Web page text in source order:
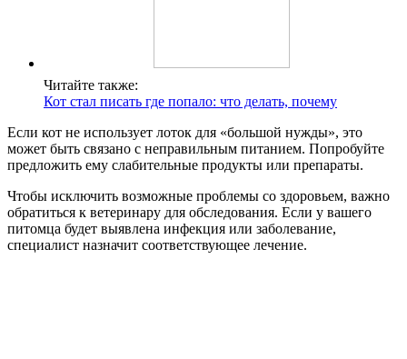
Читайте также:
Кот стал писать где попало: что делать, почему
Если кот не использует лоток для «большой нужды», это
может быть связано с неправильным питанием. Попробуйте
предложить ему слабительные продукты или препараты.
Чтобы исключить возможные проблемы со здоровьем, важно
обратиться к ветеринару для обследования. Если у вашего
питомца будет выявлена инфекция или заболевание,
специалист назначит соответствующее лечение.